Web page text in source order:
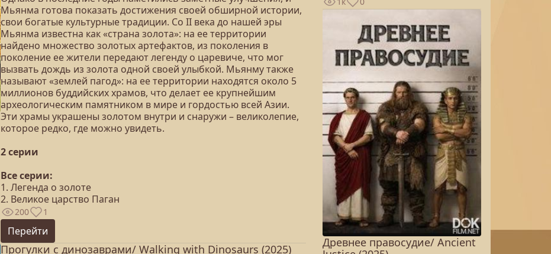
Мьянма готова показать достижения своей обширной истории,
свои богатые культурные традиции. Со II века до нашей эры
Мьянма известна как «страна золота»: на ее территории
найдено множество золотых артефактов, из поколения в
поколение ее жители передают легенду о царевиче, что мог
вызвать дождь из золота одной своей улыбкой. Мьянму также
называют «землей пагод»: на ее территории находятся около 5
миллионов буддийских храмов, что делает ее крупнейшим
археологическим памятником в мире и гордостью всей Азии.
Эти храмы украшены золотом внутри и снаружи – великолепие,
которое редко, где можно увидеть.
2 серии
Все серии:
1. Легенда о золоте
2. Великое царство Паган
200 1
Перейти
Прогулки с динозаврами/ Walking with Dinosaurs (2025)
Древнее правосудие/ Ancient